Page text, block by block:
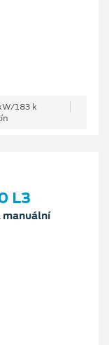
183 k
L3
manuální